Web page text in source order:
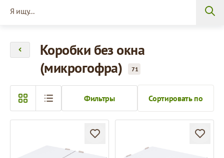
Коробки без окна
(микрогофра)
71
Сортировать по
Фильтры